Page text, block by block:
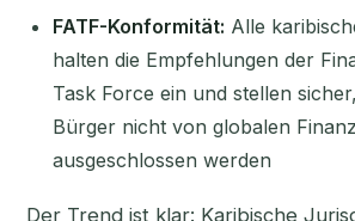
FATF-Konformität: Alle
halten die Empfehlungen der
Task Force ein und stellen
Bürger nicht von globalen
ausgeschlossen werden
Der Trend ist klar: Karibische